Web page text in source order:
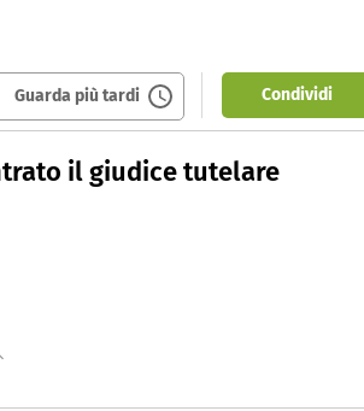
Guarda più tardi Condividi
il giudice tutelare